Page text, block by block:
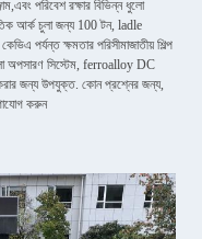
পরিবেশ রক্ষার বিভিন্ন ধুলো
আর্ক চুলা জন্য 100 টন, ladle
পর্যন্ত ক্ষমতার পরিসীমাজাতীয় শিল্প
অপসারণ সিস্টেম, ferroalloy DC
করার জন্য উপযুক্ত. কোন প্রশ্নের জন্য,
করুন